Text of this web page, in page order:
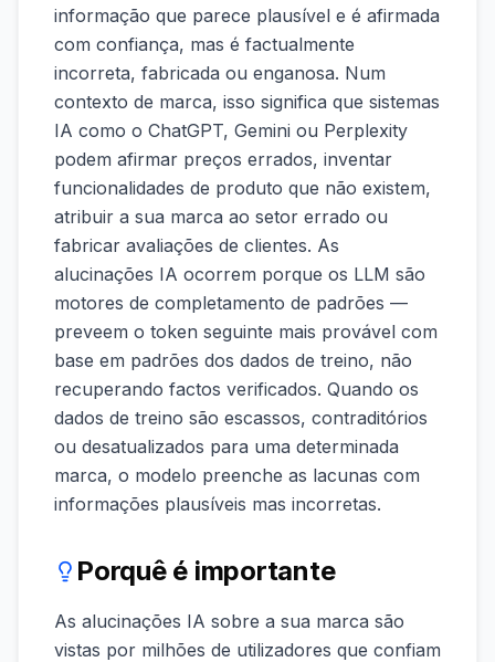
Relatórios
informação que parece plausível e é afirmada
com confiança, mas é factualmente
incorreta, fabricada ou enganosa. Num
contexto de marca, isso significa que sistemas
IA como o ChatGPT, Gemini ou Perplexity
podem afirmar preços errados, inventar
funcionalidades de produto que não existem,
atribuir a sua marca ao setor errado ou
fabricar avaliações de clientes. As
alucinações IA ocorrem porque os LLM são
motores de completamento de padrões —
preveem o token seguinte mais provável com
base em padrões dos dados de treino, não
recuperando factos verificados. Quando os
dados de treino são escassos, contraditórios
ou desatualizados para uma determinada
marca, o modelo preenche as lacunas com
informações plausíveis mas incorretas.
Porquê é importante
As alucinações IA sobre a sua marca são
vistas por milhões de utilizadores que confiam